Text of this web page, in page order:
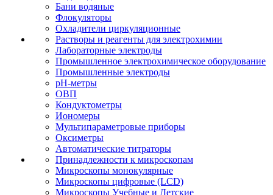
Бани водяные
Флокуляторы
Охладители циркуляционные
Растворы и реагенты для электрохимии
Лабораторные электроды
Промышленное электрохимическое оборудование
Промышленные электроды
pH-метры
ОВП
Кондуктометры
Иономеры
Мультипараметровые приборы
Оксиметры
Автоматические титраторы
Принадлежности к микроскопам
Микроскопы монокулярные
Микроскопы цифровые (LCD)
Микроскопы Учебные и Детские